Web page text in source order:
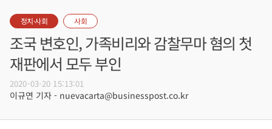
정치·사회 사회
조국 변호인, 가족비리와 감찰무마 혐의 첫
재판에서 모두 부인
2020-03-20 15:13:01
이규연 기자 - nuevacarta@businesspost.co.kr